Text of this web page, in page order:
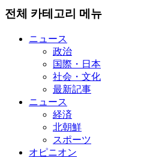
전체 카테고리 메뉴
ニュース
政治
国際・日本
社会・文化
最新記事
ニュース
経済
北朝鮮
スポーツ
オピニオン